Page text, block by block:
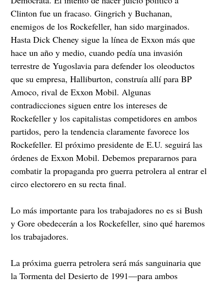
Clinton fue un fracaso. Gingrich y Buchanan,
enemigos de los Rockefeller, han sido marginados.
Hasta Dick Cheney sigue la línea de Exxon más que
hace un año y medio, cuando pedía una invasión
terrestre de Yugoslavia para defender los oleoductos
que su empresa, Halliburton, construía allí para BP
Amoco, rival de Exxon Mobil. Algunas
contradicciones siguen entre los intereses de
Rockefeller y los capitalistas competidores en ambos
partidos, pero la tendencia claramente favorece los
Rockefeller. El próximo presidente de E.U. seguirá las
órdenes de Exxon Mobil. Debemos prepararnos para
combatir la propaganda pro guerra petrolera al entrar el
circo electorero en su recta final.
Lo más importante para los trabajadores no es si Bush
y Gore obedecerán a los Rockefeller, sino qué haremos
los trabajadores.
La próxima guerra petrolera será más sanguinaria que
la Tormenta del Desierto de 1991—para ambos